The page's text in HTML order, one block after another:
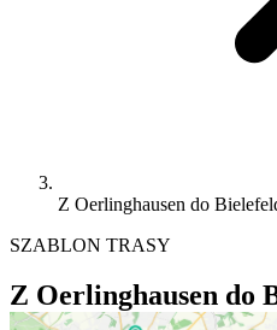
Z Oerlinghausen do
SZABLON TRASY
Z Oerlinghausen do